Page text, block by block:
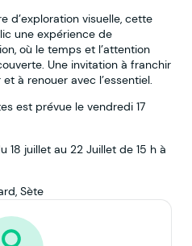
d’exploration visuelle, cette
une expérience de
où le temps et l’attention
Une invitation à franchir
à renouer avec l’essentiel.
est prévue le vendredi 17
18 juillet au 22 Juillet de 15 h à
Sète